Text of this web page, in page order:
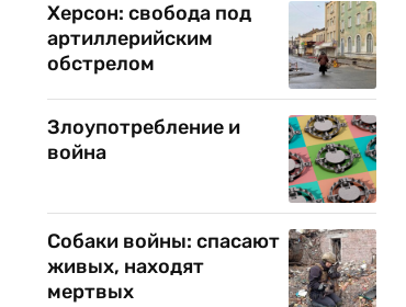
Херсон: свобода под
артиллерийским
обстрелом
Злоупотребление и
война
Собаки войны: спасают
живых, находят
мертвых